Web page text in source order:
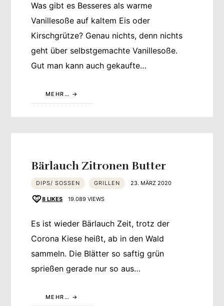
Was gibt es Besseres als warme
Vanillesoße auf kaltem Eis oder
Kirschgrütze? Genau nichts, denn nichts
geht über selbstgemachte Vanillesoße.
Gut man kann auch gekaufte…
MEHR…
Bärlauch Zitronen Butter
DIPS/ SOSSEN GRILLEN 23. MÄRZ 2020
8 LIKES 19.089 VIEWS
Es ist wieder Bärlauch Zeit, trotz der
Corona Kiese heißt, ab in den Wald
sammeln. Die Blätter so saftig grün
sprießen gerade nur so aus…
MEHR…